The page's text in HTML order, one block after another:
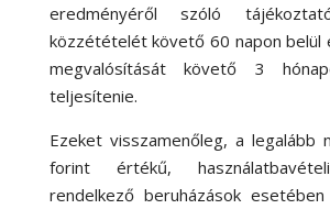
eredményéről szóló
közzétételét követő 60 napon belül
megvalósítását követő 3
teljesítenie.
Ezeket visszamenőleg, a legalább
forint értékű,
rendelkező beruházások